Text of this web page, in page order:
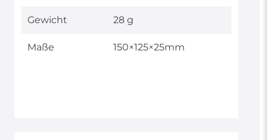
Gewicht 28 g
Maße 150×125×25mm